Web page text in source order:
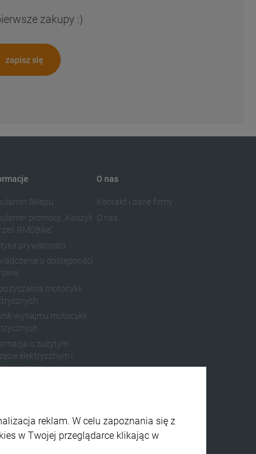
zakupy :)
zapisz się
Sklepu
promocji „Koszyk
RMDBike”
prywatności
o dostępności
motocykli
wynajmu motocykli
o zużytym
elektrycznym i
O nas
Kontakt i dane firmy
O nas
reklam. W celu zapoznania się z
w Twojej przeglądarce klikając w